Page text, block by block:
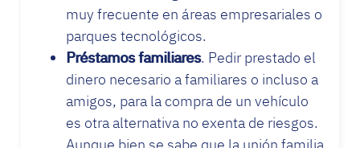
muy frecuente en áreas empresariales o
parques tecnológicos.
Préstamos familiares. Pedir prestado el
dinero necesario a familiares o incluso a
amigos, para la compra de un vehículo
es otra alternativa no exenta de riesgos.
Aunque bien se sabe que la unión familia